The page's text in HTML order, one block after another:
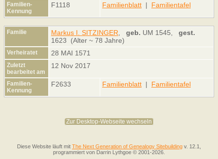
Familien-
Kennung
F1118 Familienblatt | Familientafel
Familie Markus I. SITZINGER geb. UM 1545, gest.
1623 (Alter ~ 78 Jahre)
Verheiratet 28 MAI 1571
Zuletzt
bearbeitet am
12 Nov 2017
Familien-
Kennung
F2633 Familienblatt | Familientafel
Zur Desktop-Webseite wechseln
Diese Website läuft mit The Next Generation of Genealogy Sitebuilding v. 12.1,
programmiert von Darrin Lythgoe © 2001-2026.